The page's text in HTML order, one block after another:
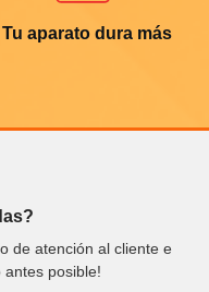
Tu aparato dura más
de atención al cliente e
posible!